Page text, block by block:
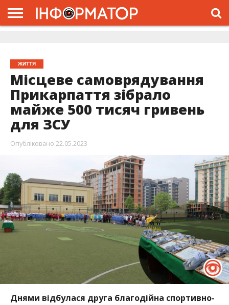
ЖИТТЯ
Місцеве самоврядування
Прикарпаття зібрало
майже 500 тисяч гривень
для ЗСУ
Опубліковано 22.05.2023
Днями відбулася друга благодійна спортивно-